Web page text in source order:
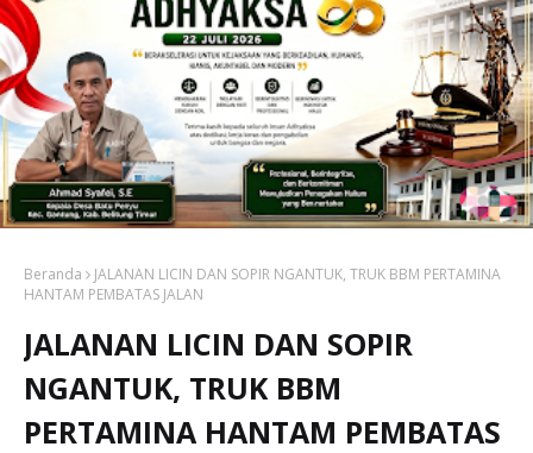
Beranda
JALANAN LICIN DAN SOPIR NGANTUK, TRUK BBM PERTAMINA
HANTAM PEMBATAS JALAN
JALANAN LICIN DAN SOPIR
NGANTUK, TRUK BBM
PERTAMINA HANTAM PEMBATAS